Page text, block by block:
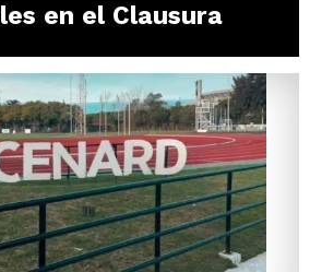
en el Clausura